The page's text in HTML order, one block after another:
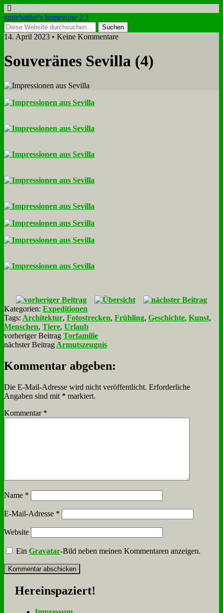
zonebattler's homezone 2.1
14. April 2023 • Keine Kommentare
Sou­ve­rä­nes Se­vil­la (4)
Kategorien: Expeditionen
Tags: Architektur, Fotostrecken, Frühling, Geschichte, Kunst,
Menschen, Tiere, Urlaub
vorheriger Beitrag Torfamilie
nächster Beitrag Armutszeugnis
Kommentar abgeben:
Die E-Mail-Adresse wird nicht veröffentlicht. Erforderliche
Angaben sind mit * markiert.
Kommentar *
Name *
E-Mail-Adresse *
Website
EinGravatar-Bild neben meinen Kommentaren anzeigen.
Her­ein­spa­ziert!